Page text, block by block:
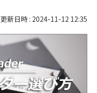
更新日時 : 2024-11-12 12:35